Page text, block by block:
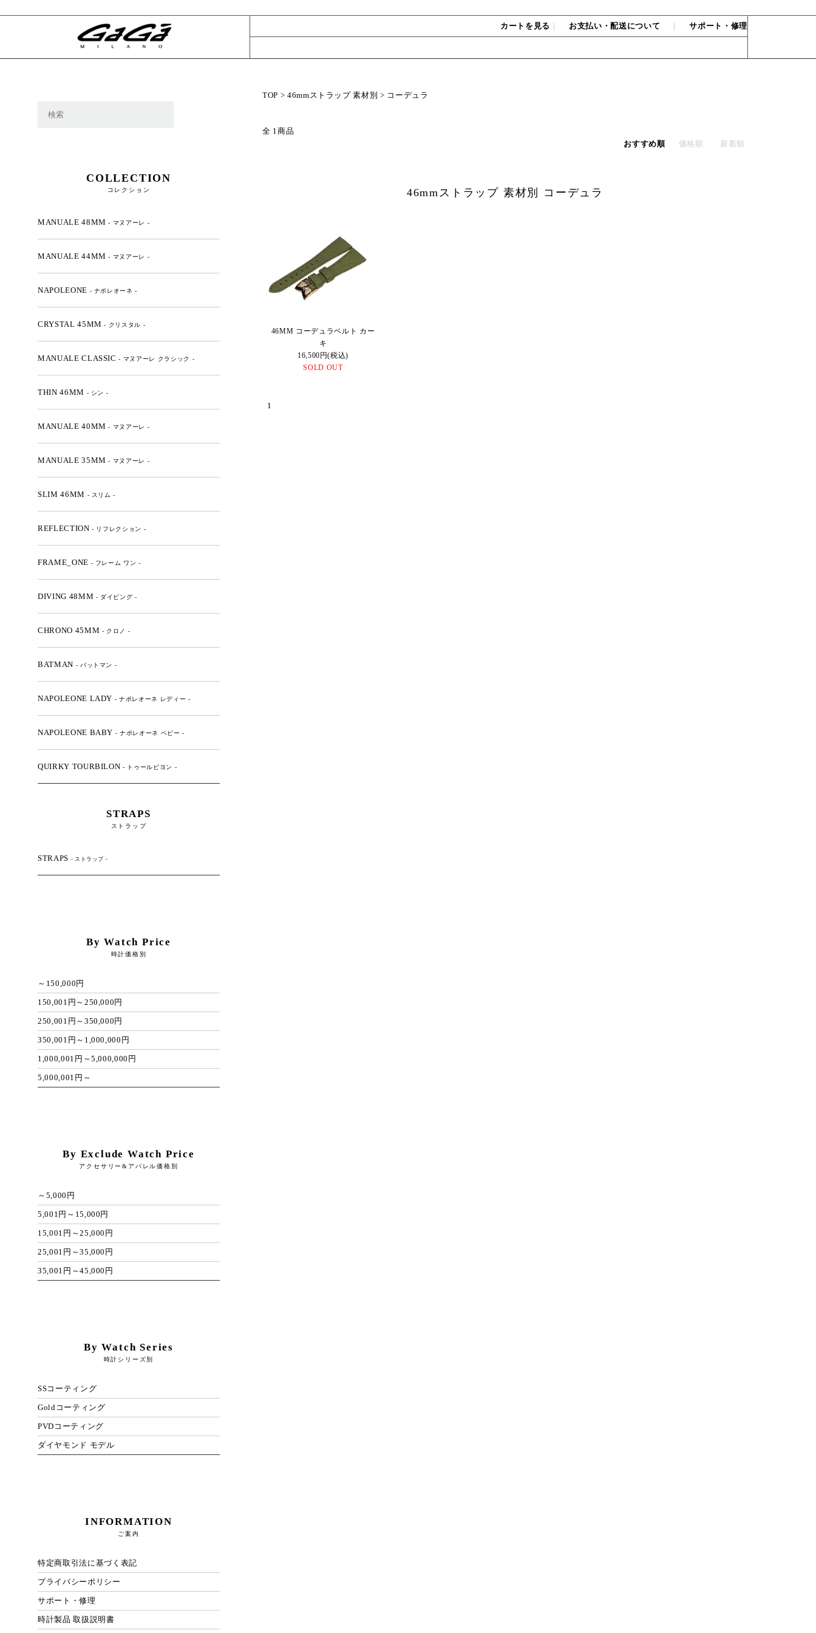
カートを見る お支払い・配送について ｜サポート・修理
TOP > 46mmストラップ 素材別 > コーデュラ
全 1商品
おすすめ順
価格順 新着順
46mmストラップ 素材別 コーデュラ
46MM コーデュラベルト カー
キ
16,500円(税込)
SOLD OUT
1
COLLECTION
コレクション
MANUALE 48MM- マヌアーレ -
MANUALE 44MM- マヌアーレ -
NAPOLEONE - ナポレオーネ -
CRYSTAL 45MM- クリスタル -
MANUALE CLASSIC- マヌアーレ クラシック -
THIN 46MM - シン -
MANUALE 40MM- マヌアーレ -
MANUALE 35MM- マヌアーレ -
SLIM 46MM - スリム -
REFLECTION- リフレクション -
FRAME_ONE - フレーム ワン -
DIVING 48MM - ダイビング -
CHRONO 45MM - クロノ -
BATMAN - バットマン -
NAPOLEONE LADY - ナポレオーネ レディー -
NAPOLEONE BABY - ナポレオーネ ベビー -
QUIRKY TOURBILON- トゥールビヨン -
STRAPS
ストラップ
STRAPS - ストラップ -
By Watch Price
時計価格別
～150,000円
150,001円～250,000円
250,001円～350,000円
350,001円～1,000,000円
1,000,001円～5,000,000円
5,000,001円～
By Exclude Watch Price
アクセサリー&アパレル価格別
～5,000円
5,001円～15,000円
15,001円～25,000円
25,001円～35,000円
35,001円～45,000円
By Watch Series
時計シリーズ別
SSコーティング
Goldコーティング
PVDコーティング
ダイヤモンド モデル
INFORMATION
ご案内
特定商取引法に基づく表記
プライバシーポリシー
サポート・修理
時計製品 取扱説明書